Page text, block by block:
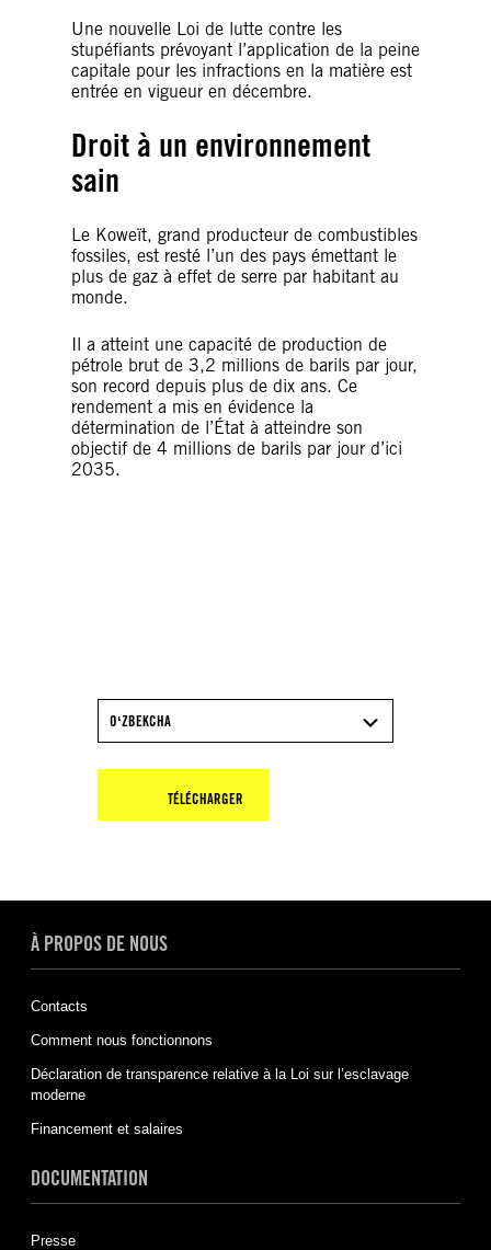
Une nouvelle Loi de lutte contre les
stupéfiants prévoyant l’application de la peine
capitale pour les infractions en la matière est
entrée en vigueur en décembre.
Droit à un environnement
sain
Le Koweït, grand producteur de combustibles
fossiles, est resté l’un des pays émettant le
plus de gaz à effet de serre par habitant au
monde.
Il a atteint une capacité de production de
pétrole brut de 3,2 millions de barils par jour,
son record depuis plus de dix ans. Ce
rendement a mis en évidence la
détermination de l’État à atteindre son
objectif de 4 millions de barils par jour d’ici
2035.
OʻZBEKCHA
TÉLÉCHARGER
À PROPOS DE NOUS
Contacts
Comment nous fonctionnons
Déclaration de transparence relative à la Loi sur l’esclavage
moderne
Financement et salaires
DOCUMENTATION
Presse